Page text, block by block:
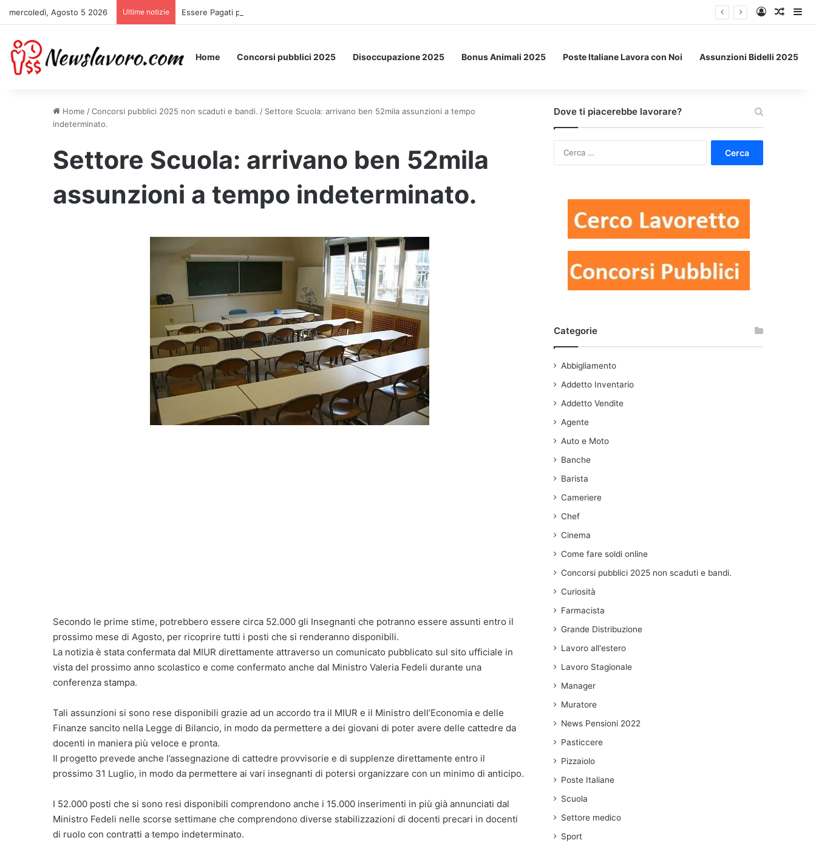
mercoledì, Agosto 5 2026 Ultime notizie Essere Pagati per Stare a Letto: ecco l’esperimento spaziale. Accedi
Un
Home Concorsi pubblici 2025 Disoccupazione 2025 Bonus Animali 2025 Poste Italiane Lavora con Noi Assunzioni Bidelli 2025
Home /Concorsi pubblici 2025 non scaduti e bandi. / Settore Scuola: arrivano ben 52mila assunzioni a tempo
indeterminato.
Settore Scuola: arrivano ben 52mila
assunzioni a tempo indeterminato.
Secondo le prime stime, potrebbero essere circa 52.000 gli Insegnanti che potranno essere assunti entro il
prossimo mese di Agosto, per ricoprire tutti i posti che si renderanno disponibili.
La notizia è stata confermata dal MIUR direttamente attraverso un comunicato pubblicato sul sito ufficiale in
vista del prossimo anno scolastico e come confermato anche dal Ministro Valeria Fedeli durante una
conferenza stampa.
Tali assunzioni si sono rese disponibili grazie ad un accordo tra il MIUR e il Ministro dell’Economia e delle
Finanze sancito nella Legge di Bilancio, in modo da permettere a dei giovani di poter avere delle cattedre da
docenti in maniera più veloce e pronta.
Il progetto prevede anche l’assegnazione di cattedre provvisorie e di supplenze direttamente entro il
prossimo 31 Luglio, in modo da permettere ai vari insegnanti di potersi organizzare con un minimo di anticipo.
I 52.000 posti che si sono resi disponibili comprendono anche i 15.000 inserimenti in più già annunciati dal
Ministro Fedeli nelle scorse settimane che comprendono diverse stabilizzazioni di docenti precari in docenti
di ruolo con contratti a tempo indeterminato.
Dove ti piacerebbe lavorare?
Categorie
Abbigliamento
Addetto Inventario
Addetto Vendite
Agente
Auto e Moto
Banche
Barista
Cameriere
Chef
Cinema
Come fare soldi online
Concorsi pubblici 2025 non scaduti e bandi.
Curiosità
Farmacista
Grande Distribuzione
Lavoro all'estero
Lavoro Stagionale
Manager
Muratore
News Pensioni 2022
Pasticcere
Pizzaiolo
Poste Italiane
Scuola
Settore medico
Sport